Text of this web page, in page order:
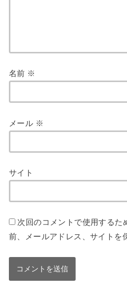
名前 ※
メール ※
サイト
次回のコメントで使用するた
前、メールアドレス、サイトを